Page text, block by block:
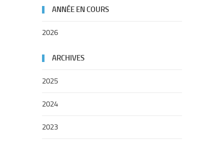
ANNÉE EN COURS
2026
ARCHIVES
2025
2024
2023